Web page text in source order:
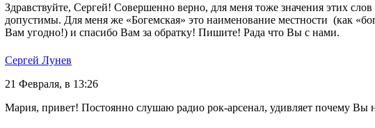
Здравствуйте, Сергей! Совершенно верно, для меня тоже значения этих
допустимы. Для меня же «Богемская» это наименование местности (как
Вам угодно!) и спасибо Вам за обратку! Пишите! Рада что Вы с нами.
Сергей Лунев
21 Февраля, в 13:26
Мария, привет! Постоянно слушаю радио рок-арсенал, удивляет почему